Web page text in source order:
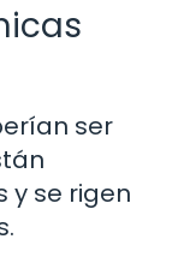
ser
y se rigen